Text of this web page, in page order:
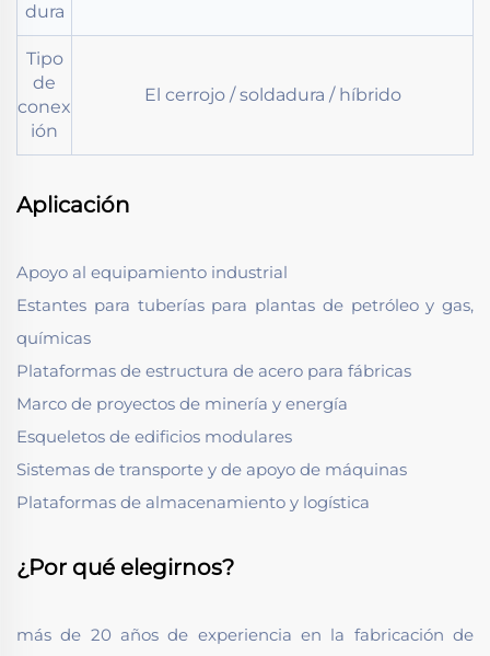
dura
Tipo
de
conex
ión
El cerrojo / soldadura / híbrido
Aplicación
Apoyo al equipamiento industrial
Estantes para tuberías para plantas de petróleo y gas,
químicas
Plataformas de estructura de acero para fábricas
Marco de proyectos de minería y energía
Esqueletos de edificios modulares
Sistemas de transporte y de apoyo de máquinas
Plataformas de almacenamiento y logística
¿Por qué elegirnos?
más de 20 años de experiencia en la fabricación de